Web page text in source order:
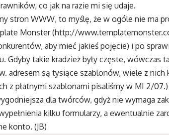
co jak na razie mi się udaje.
stron WWW, to myślę, że w ogóle nie ma
Monster (http://
aby mieć jakieś pojęcie) i po
Gdyby takie kradzież były częste, wówczas
adresem są tysiące szablonów, wiele z
z płatnymi szablonami pisaliśmy w MI 2/
dla twórców, gdyż nie wymaga
kilku formularzy, a ewentualnie
konto. (JB)